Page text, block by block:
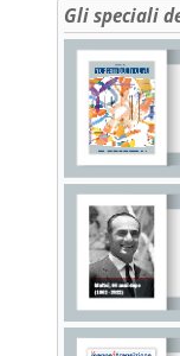
Gli speciali